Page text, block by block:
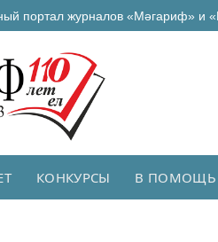
портал журналов «Мәгариф» и
КОНКУРСЫ В ПОМОЩЬ